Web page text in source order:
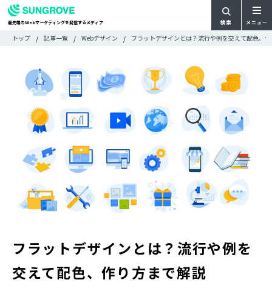
最先端のWebマーケティングを発信するメディア 検索 メニュー
CATEGORY
カテゴリで探す
TAG
タグで探す
WRITER
ライターで探す
FEATURE
特集
MOVIE
DOCUMENT
お役立ち資料
広告掲載に関するお問い合わせ
『SUNGROVE』について
検
検
トップ 記事一覧 Webデザイン フラットデザインとは？流行や例を交えて配色、
フラットデザインとは？流行や例を
交えて配色、作り方まで解説